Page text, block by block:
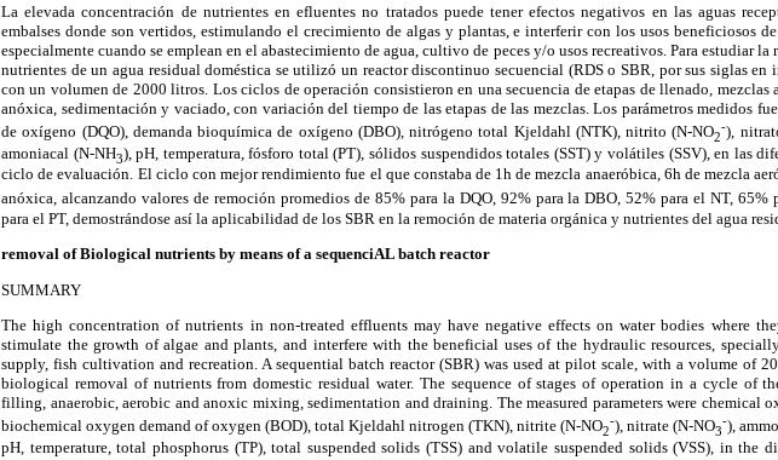
La elevada concentración de nutrientes en efluentes no tratados puede tener efectos negativos en las aguas
embalses donde son vertidos, estimulando el crecimiento de algas y plantas, e interferir con los usos beneficiosos
especialmente cuando se emplean en el abastecimiento de agua, cultivo de peces y/o usos recreativos. Para estudiar
nutrientes de un agua residual doméstica se utilizó un reactor discontinuo secuencial (RDS o SBR, por sus siglas en
con un volumen de 2000 litros. Los ciclos de operación consistieron en una secuencia de etapas de llenado, mezclas
anóxica, sedimentación y vaciado, con variación del tiempo de las etapas de las mezclas. Los parámetros medidos
de oxígeno (DQO), demanda bioquímica de oxígeno (DBO), nitrógeno total Kjeldahl (NTK), nitrito (N-NO2
-),
amoniacal (N-NH3), pH, temperatura, fósforo total (PT), sólidos suspendidos totales (SST) y volátiles (SSV), en las
ciclo de evaluación. El ciclo con mejor rendimiento fue el que constaba de 1h de mezcla anaeróbica, 6h de mezcla
anóxica, alcanzando valores de remoción promedios de 85% para la DQO, 92% para la DBO, 52% para el NT, 65%
para el PT, demostrándose así la aplicabilidad de los SBR en la remoción de materia orgánica y nutrientes del agua
removal of Biological nutrients by means of a sequenciAL batch reactor
SUMMARY
The high concentration of nutrients in non-treated effluents may have negative effects on water bodies where
stimulate the growth of algae and plants, and interfere with the beneficial uses of the hydraulic resources,
supply, fish cultivation and recreation. A sequential batch reactor (SBR) was used at pilot scale, with a volume of
biological removal of nutrients from domestic residual water. The sequence of stages of operation in a cycle of
filling, anaerobic, aerobic and anoxic mixing, sedimentation and draining. The measured parameters were chemical
biochemical oxygen demand of oxygen (BOD), total Kjeldahl nitrogen (TKN), nitrite (N-NO2
-), nitrate (N-NO3
-),
pH, temperature, total phosphorus (TP), total suspended solids (TSS) and volatile suspended solids (VSS), in the